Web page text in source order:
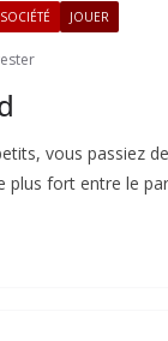
JOUER
vous passiez
plus fort entre le